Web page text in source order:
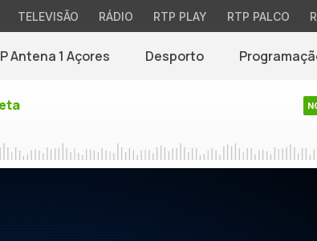
TELEVISÃO RÁDIO RTP PLAY RTP PALCO
Antena 1 Açores Desporto